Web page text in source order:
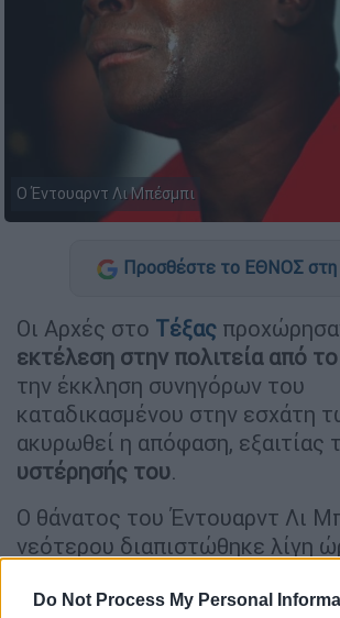
Do Not Process My Personal
O Έντουαρντ Λι Μπέσμπι
Προσθέστε το ΕΘΝΟΣ στη
Οι Αρχές στο Τέξας
εκτέλεση στην πολιτεία από
την έκκληση συνηγόρων του
καταδικασμένου στην εσχάτη
ακυρωθεί η απόφαση, εξαιτίας
υστέρησής του.
Ο θάνατος του Έντουαρντ Λι
νεότερου διαπιστώθηκε λίγη
έγινε ένεση με θανατηφόρο
δολοφονίατης Λόρας Λι Κρέιν,